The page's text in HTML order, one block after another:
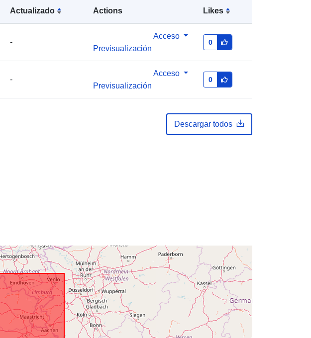
Actualizado Actions Likes
-
Acceso
Previsualización
0
-
Acceso
Previsualización
0
Descargar todos
contacto:
Statistics Belgium)
Dirección de correo electrónico:
mailto:statbel@economie.fgov.be
URL: https://statbel.fgov.be/en
https://statbel.fgov.be/nl
https://statbel.fgov.be/fr
https://statbel.fgov.be/de
Actualizado en data.europa.eu: 30
uriRef:
http://data.europa.eu/88u/dataset/q1
3379-id
Derechos de
acceso:
public
Cobertura
01 January 2002